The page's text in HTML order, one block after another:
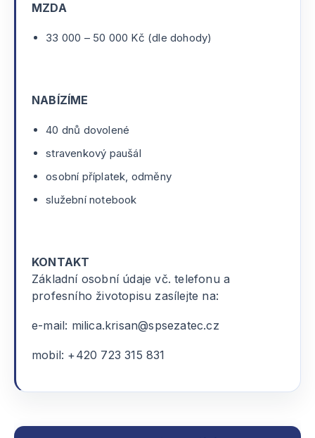
MZDA
33 000 – 50 000 Kč (dle dohody)
NABÍZÍME
40 dnů dovolené
stravenkový paušál
osobní příplatek, odměny
služební notebook
KONTAKT
Základní osobní údaje vč. telefonu a
profesního životopisu zasílejte na:
e-mail: milica.krisan@spsezatec.cz
mobil: +420 723 315 831